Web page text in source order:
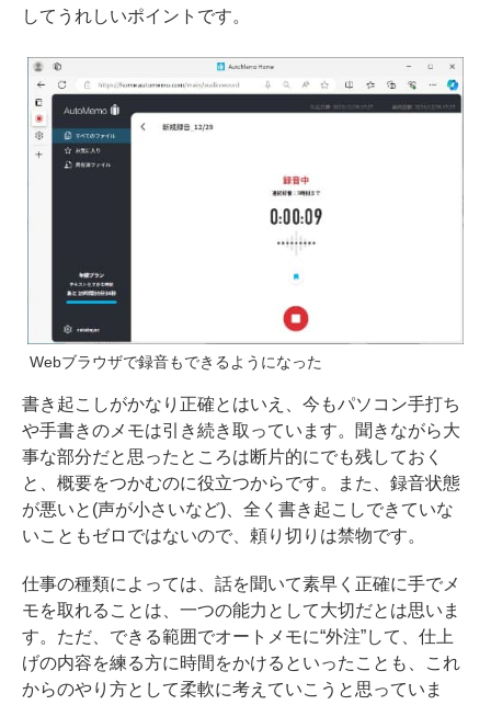
してうれしいポイントです。
Webブラウザで録音もできるようになった
書き起こしがかなり正確とはいえ、今もパソコン手打ち
や手書きのメモは引き続き取っています。聞きながら大
事な部分だと思ったところは断片的にでも残しておく
と、概要をつかむのに役立つからです。また、録音状態
が悪いと(声が小さいなど)、全く書き起こしできていな
いこともゼロではないので、頼り切りは禁物です。
仕事の種類によっては、話を聞いて素早く正確に手でメ
モを取れることは、一つの能力として大切だとは思いま
す。ただ、できる範囲でオートメモに“外注”して、仕上
げの内容を練る方に時間をかけるといったことも、これ
からのやり方として柔軟に考えていこうと思っていま